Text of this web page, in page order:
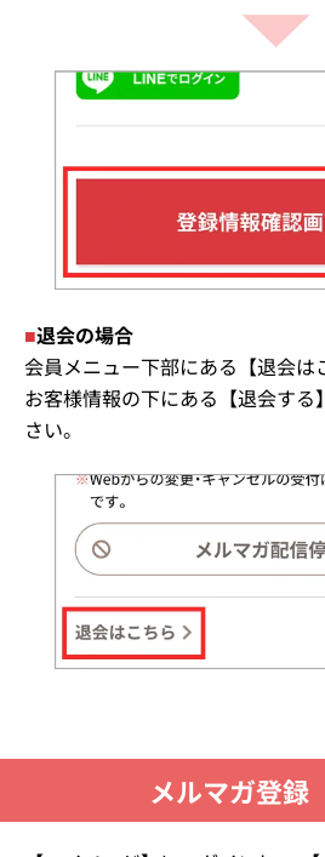
■退会の場合
会員メニュー下部にある【退会は
お客様情報の下にある【退会する
さい。
メルマガ登録